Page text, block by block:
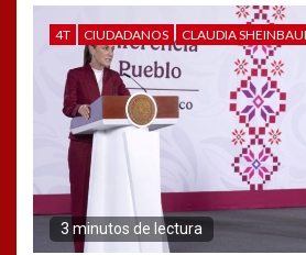
4T CIUDADANOS CLAUDIA
3 minutos de lectura